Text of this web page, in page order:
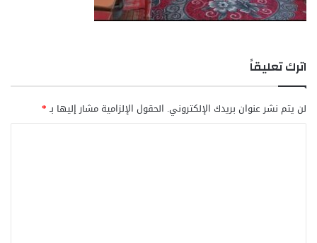
اترك تعليقاً
لن يتم نشر عنوان بريدك الإلكتروني. الحقول الإلزامية مشار إليها بـ*